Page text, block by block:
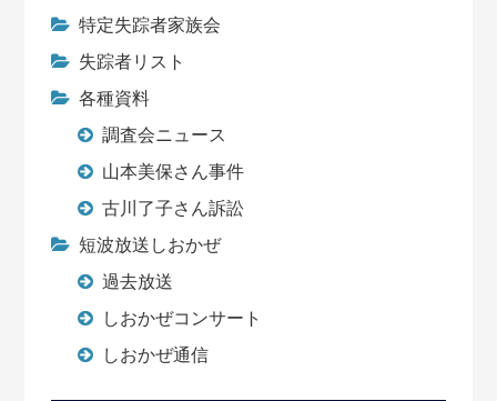
特定失踪者家族会
失踪者リスト
各種資料
調査会ニュース
山本美保さん事件
古川了子さん訴訟
短波放送しおかぜ
過去放送
しおかぜコンサート
しおかぜ通信